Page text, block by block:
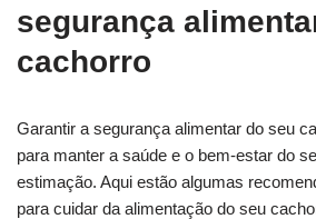
segurança
cachorro
Garantir a segurança alimentar do seu
para manter a saúde e o bem-estar do
estimação. Aqui estão algumas
para cuidar da alimentação do seu